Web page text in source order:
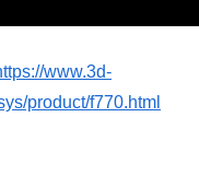
www.3d-
product/f770.html